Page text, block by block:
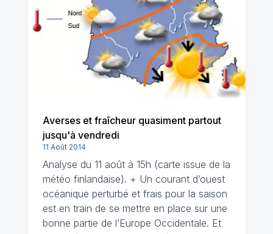
Averses et fraîcheur quasiment partout
jusqu'à vendredi
11 Août 2014
Analyse du 11 août à 15h (carte issue de la
météo finlandaise). + Un courant d’ouest
océanique perturbé et frais pour la saison
est en train de se mettre en place sur une
bonne partie de l’Europe Occidentale. Et